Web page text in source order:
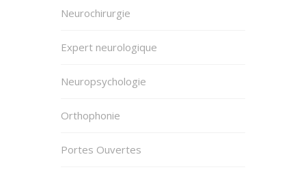
Neurochirurgie
Expert neurologique
Neuropsychologie
Orthophonie
Portes Ouvertes